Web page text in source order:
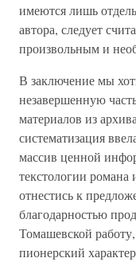
имеются лишь
автора, следует
произвольным и
В заключение мы
незавершенную
материалов из
систематизация
массив ценной
текстологии романа
отнестись к
благодарностью
Томашевской
пионерский